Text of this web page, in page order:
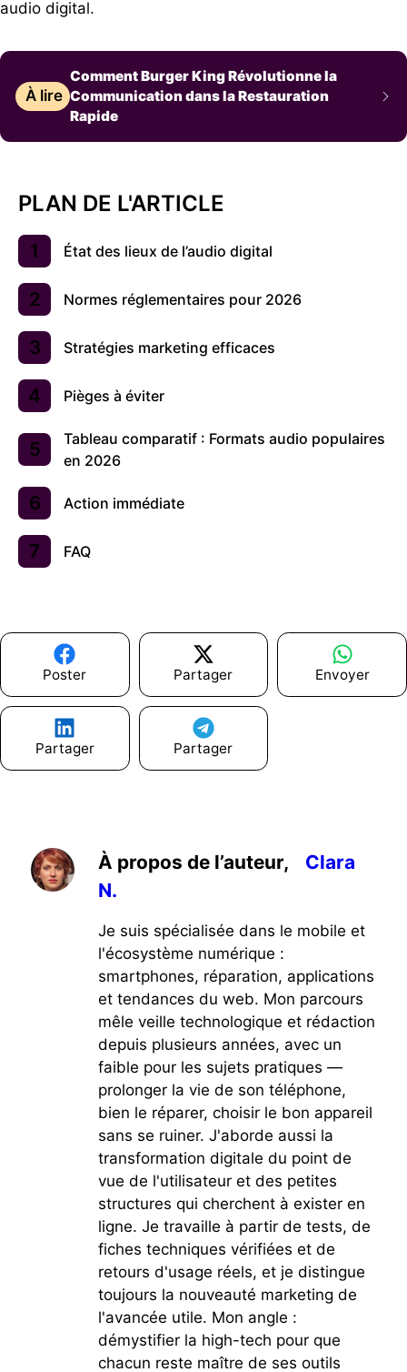
audio digital.
À lire
Comment Burger King Révolutionne la
Communication dans la Restauration
Rapide
PLAN DE L'ARTICLE
État des lieux de l’audio digital
Normes réglementaires pour 2026
Stratégies marketing efficaces
Pièges à éviter
Tableau comparatif : Formats audio populaires
en 2026
Action immédiate
FAQ
Poster Partager Envoyer
Partager Partager
À propos de l’auteur,
Clara
N.
Je suis spécialisée dans le mobile et
l'écosystème numérique :
smartphones, réparation, applications
et tendances du web. Mon parcours
mêle veille technologique et rédaction
depuis plusieurs années, avec un
faible pour les sujets pratiques —
prolonger la vie de son téléphone,
bien le réparer, choisir le bon appareil
sans se ruiner. J'aborde aussi la
transformation digitale du point de
vue de l'utilisateur et des petites
structures qui cherchent à exister en
ligne. Je travaille à partir de tests, de
fiches techniques vérifiées et de
retours d'usage réels, et je distingue
toujours la nouveauté marketing de
l'avancée utile. Mon angle :
démystifier la high-tech pour que
chacun reste maître de ses outils